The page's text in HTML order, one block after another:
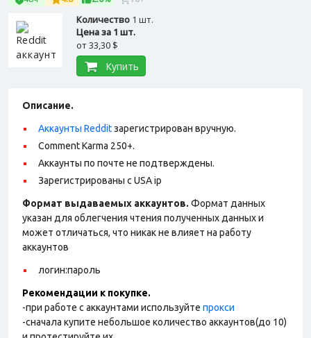
Количество 1 шт.
Цена за 1 шт.
от33,30 $
Купить
Описание.
Аккаунты Redditзарегистрирован вручную.
Comment Karma 250+.
Аккаунты по почте не подтверждены.
Зарегистрированы с USA ip
Формат выдаваемых аккаунтов. Формат данных
указан для облегчения чтения полученных данных и
может отличаться, что никак не влияет на работу
аккаунтов
логин:пароль
Рекомендации к покупке.
-при работе с аккаунтами используйте прокси
-сначала купите небольшое количество аккаунтов(до 10)